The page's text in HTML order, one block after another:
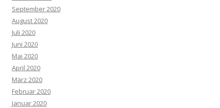
September 2020
August 2020
Juli 2020
Juni 2020
Mai 2020
April 2020
März 2020
Februar 2020
Januar 2020